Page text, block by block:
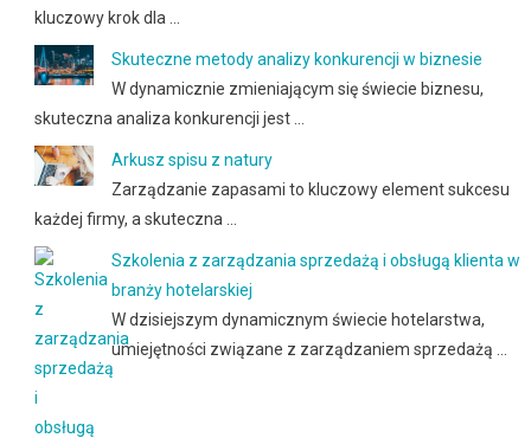
kluczowy krok dla …
Skuteczne metody analizy konkurencji w biznesie
W dynamicznie zmieniającym się świecie biznesu,
skuteczna analiza konkurencji jest …
Arkusz spisu z natury
Zarządzanie zapasami to kluczowy element sukcesu
każdej firmy, a skuteczna …
Szkolenia z zarządzania sprzedażą i obsługą klienta w
branży hotelarskiej
W dzisiejszym dynamicznym świecie hotelarstwa,
umiejętności związane z zarządzaniem sprzedażą …